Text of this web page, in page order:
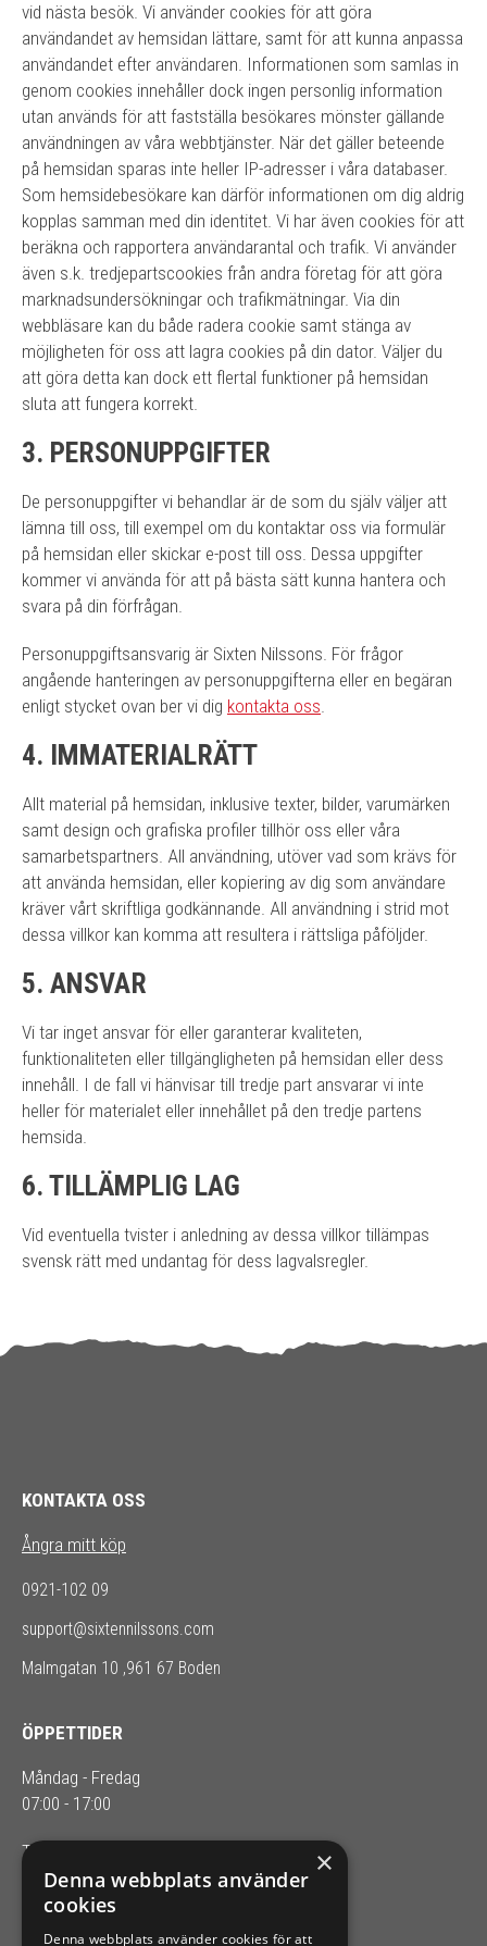
vid nästa besök. Vi använder cookies för att göra
användandet av hemsidan lättare, samt för att kunna anpassa
användandet efter användaren. Informationen som samlas in
genom cookies innehåller dock ingen personlig information
utan används för att fastställa besökares mönster gällande
användningen av våra webbtjänster. När det gäller beteende
på hemsidan sparas inte heller IP-adresser i våra databaser.
Som hemsidebesökare kan därför informationen om dig aldrig
kopplas samman med din identitet. Vi har även cookies för att
beräkna och rapportera användarantal och trafik. Vi använder
även s.k. tredjepartscookies från andra företag för att göra
marknadsundersökningar och trafikmätningar. Via din
webbläsare kan du både radera cookie samt stänga av
möjligheten för oss att lagra cookies på din dator. Väljer du
att göra detta kan dock ett flertal funktioner på hemsidan
sluta att fungera korrekt.
3. PERSONUPPGIFTER
De personuppgifter vi behandlar är de som du själv väljer att
lämna till oss, till exempel om du kontaktar oss via formulär
på hemsidan eller skickar e-post till oss. Dessa uppgifter
kommer vi använda för att på bästa sätt kunna hantera och
svara på din förfrågan.
Personuppgiftsansvarig är Sixten Nilssons. För frågor
angående hanteringen av personuppgifterna eller en begäran
enligt stycket ovan ber vi dig kontakta oss.
4. IMMATERIALRÄTT
Allt material på hemsidan, inklusive texter, bilder, varumärken
samt design och grafiska profiler tillhör oss eller våra
samarbetspartners. All användning, utöver vad som krävs för
att använda hemsidan, eller kopiering av dig som användare
kräver vårt skriftliga godkännande. All användning i strid mot
dessa villkor kan komma att resultera i rättsliga påföljder.
5. ANSVAR
Vi tar inget ansvar för eller garanterar kvaliteten,
funktionaliteten eller tillgängligheten på hemsidan eller dess
innehåll. I de fall vi hänvisar till tredje part ansvarar vi inte
heller för materialet eller innehållet på den tredje partens
hemsida.
6. TILLÄMPLIG LAG
Vid eventuella tvister i anledning av dessa villkor tillämpas
svensk rätt med undantag för dess lagvalsregler.
KONTAKTA OSS
Ångra mitt köp
0921-102 09
support@sixtennilssons.com
Malmgatan 10 ,961 67 Boden
ÖPPETTIDER
Måndag - Fredag
07:00 - 17:00
Telefontider: 08.00-16.00
SIXTEN NILSSONS
×
Denna webbplats använder
cookies
Denna webbplats använder cookies för att